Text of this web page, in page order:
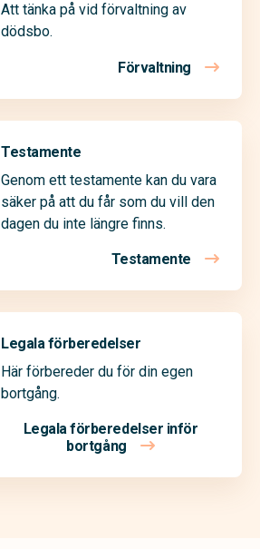
Att tänka på vid förvaltning av
dödsbo.
Förvaltning
Testamente
Genom ett testamente kan du vara
säker på att du får som du vill den
dagen du inte längre finns.
Testamente
Legala förberedelser
Här förbereder du för din egen
bortgång.
Legala förberedelser inför
bortgång